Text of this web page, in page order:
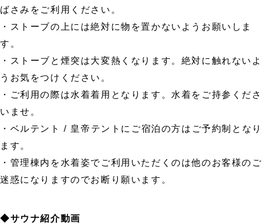
ばさみをご利用ください。
・ストーブの上には絶対に物を置かないようお願いしま
す。
・ストーブと煙突は大変熱くなります。絶対に触れないよ
うお気をつけください。
・ご利用の際は水着着用となります。水着をご持参くださ
いませ。
・ベルテント / 皇帝テントにご宿泊の方はご予約制となり
ます。
・管理棟内を水着姿でご利用いただくのは他のお客様のご
迷惑になりますのでお断り願います。
◆サウナ紹介動画